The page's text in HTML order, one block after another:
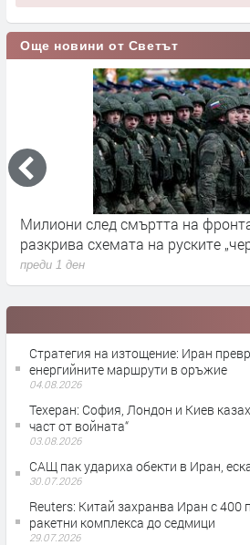
Още новини от Светът
Милиони след смъртта на
разкрива схемата на руските
преди 1 ден
Стратегия на изтощение: Иран
енергийните маршрути в оръжие
04.08.2026
Teхеран: София, Лондон и Киев
част от войната“
03.08.2026
САЩ пак удариха обекти в Иран,
30.07.2026
Reuters: Китай захранва Иран с 400
ракетни комплекса до седмици
29.07.2026